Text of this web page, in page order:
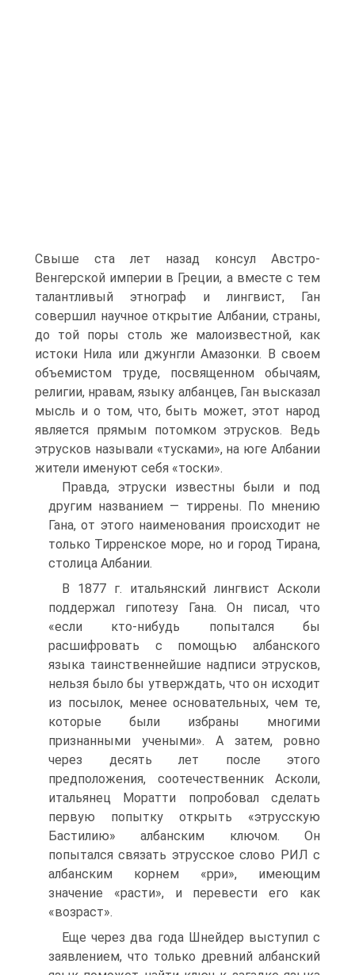
Свыше ста лет назад консул Австро-
Венгерской империи в Греции, а вместе с тем
талантливый этнограф и лингвист, Ган
совершил научное открытие Албании, страны,
до той поры столь же малоизвестной, как
истоки Нила или джунгли Амазонки. В своем
объемистом труде, посвященном обычаям,
религии, нравам, языку албанцев, Ган высказал
мысль и о том, что, быть может, этот народ
является прямым потомком этрусков. Ведь
этрусков называли «тусками», на юге Албании
жители именуют себя «тоски».
Правда, этруски известны были и под
другим названием — тиррены. По мнению
Гана, от этого наименования происходит не
только Тирренское море, но и город Тирана,
столица Албании.
В 1877 г. итальянский лингвист Асколи
поддержал гипотезу Гана. Он писал, что
«если кто-нибудь попытался бы
расшифровать с помощью албанского
языка таинственнейшие надписи этрусков,
нельзя было бы утверждать, что он исходит
из посылок, менее основательных, чем те,
которые были избраны многими
признанными учеными». А затем, ровно
через десять лет после этого
предположения, соотечественник Асколи,
итальянец Моратти попробовал сделать
первую попытку открыть «этрусскую
Бастилию» албанским ключом. Он
попытался связать этрусское слово РИЛ с
албанским корнем «рри», имеющим
значение «расти», и перевести его как
«возраст».
Еще через два года Шнейдер выступил с
заявлением, что только древний албанский